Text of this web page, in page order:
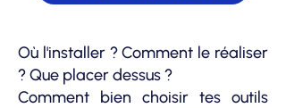
Où l'installer ? Comment le réaliser
? Que placer dessus ?
Comment bien choisir tes outils